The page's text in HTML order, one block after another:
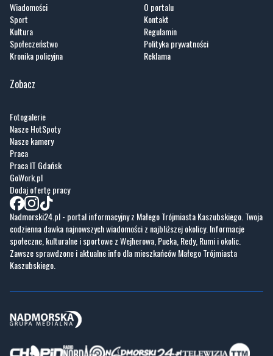
Wiadomości
Sport
Kultura
Społeczeństwo
Kronika policyjna
O portalu
Kontakt
Regulamin
Polityka prywatności
Reklama
Zobacz
Fotogalerie
Nasze HotSpoty
Nasze kamery
Praca
Praca IT Gdańsk
GoWork.pl
Dodaj ofertę pracy
Nadmorski24.pl - portal informacyjny z Małego Trójmiasta Kaszubskiego. Twoja
codzienna dawka najnowszych wiadomości z najbliższej okolicy. Informacje
społeczne, kulturalne i sportowe z Wejherowa, Pucka, Redy, Rumi i okolic.
Zawsze sprawdzone i aktualne info dla mieszkańców Małego Trójmiasta
Kaszubskiego.